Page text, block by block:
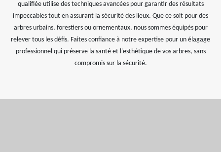
qualifiée utilise des techniques avancées pour garantir des résultats
impeccables tout en assurant la sécurité des lieux. Que ce soit pour des
arbres urbains, forestiers ou ornementaux, nous sommes équipés pour
relever tous les défis. Faites confiance à notre expertise pour un élagage
professionnel qui préserve la santé et l'esthétique de vos arbres, sans
compromis sur la sécurité.